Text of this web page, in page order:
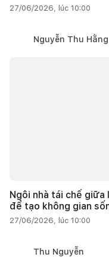
27/06/2026, lúc 10:00
Nguyễn Thu Hằng
Ngôi nhà tái chế
để tạo không gian
27/06/2026, lúc 10:00
Thu Nguyễn